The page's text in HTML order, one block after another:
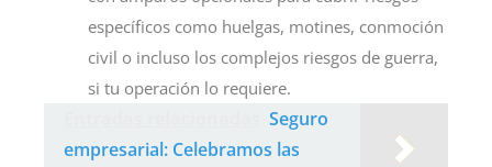
específicos como huelgas, motines, conmoción
civil o incluso los complejos riesgos de guerra,
si tu operación lo requiere.
Seguro
empresarial: Celebramos las